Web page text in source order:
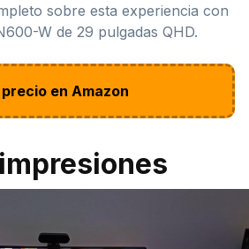
sobre esta experiencia con
W de 29 pulgadas QHD.
en Amazon